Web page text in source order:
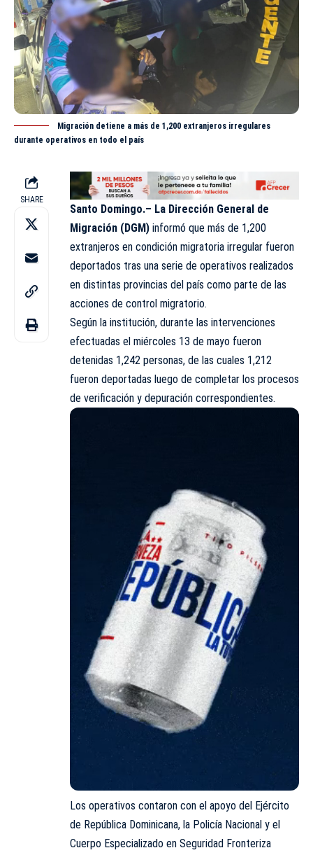
Migración detiene a más de 1,200 extranjeros irregulares
durante operativos en todo el país
SHARE
Santo Domingo.– La Dirección General de
Migración (DGM) informó que más de 1,200
extranjeros en condición migratoria irregular fueron
deportados tras una serie de operativos realizados
en distintas provincias del país como parte de las
acciones de control migratorio.
Según la institución, durante las intervenciones
efectuadas el miércoles 13 de mayo fueron
detenidas 1,242 personas, de las cuales 1,212
fueron deportadas luego de completar los procesos
de verificación y depuración correspondientes.
Los operativos contaron con el apoyo del Ejército
de República Dominicana, la Policía Nacional y el
Cuerpo Especializado en Seguridad Fronteriza